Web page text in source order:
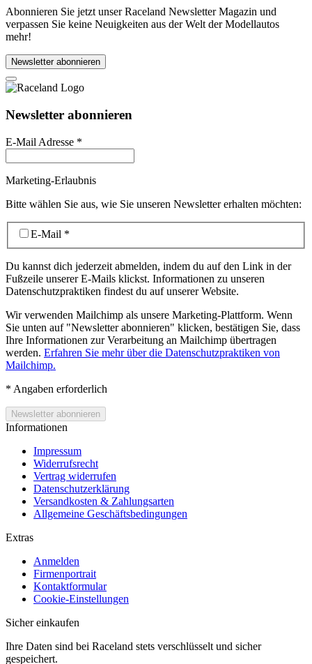
Abonnieren Sie jetzt unser Raceland Newsletter Magazin und
verpassen Sie keine Neuigkeiten aus der Welt der Modellautos
mehr!
Newsletter abonnieren
Newsletter abonnieren
E-Mail Adresse *
Marketing-Erlaubnis
Bitte wählen Sie aus, wie Sie unseren Newsletter erhalten möchten:
E-Mail *
Du kannst dich jederzeit abmelden, indem du auf den Link in der
Fußzeile unserer E-Mails klickst. Informationen zu unseren
Datenschutzpraktiken findest du auf unserer Website.
Wir verwenden Mailchimp als unsere Marketing-Plattform. Wenn
Sie unten auf "Newsletter abonnieren" klicken, bestätigen Sie, dass
Ihre Informationen zur Verarbeitung an Mailchimp übertragen
werden. Erfahren Sie mehr über die Datenschutzpraktiken von
Mailchimp.
* Angaben erforderlich
Informationen
Impressum
Widerrufsrecht
Vertrag widerrufen
Datenschutzerklärung
Versandkosten & Zahlungsarten
Allgemeine Geschäftsbedingungen
Extras
Anmelden
Firmenportrait
Kontaktformular
Cookie-Einstellungen
Sicher einkaufen
Ihre Daten sind bei Raceland stets verschlüsselt und sicher
gespeichert.